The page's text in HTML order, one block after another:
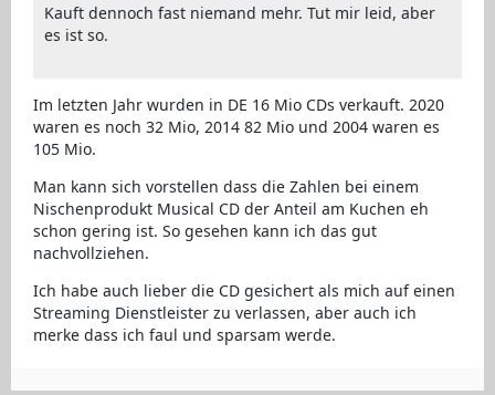
Kauft dennoch fast niemand mehr. Tut mir leid, aber
es ist so.
Im letzten Jahr wurden in DE 16 Mio CDs verkauft. 2020
waren es noch 32 Mio, 2014 82 Mio und 2004 waren es
105 Mio.
Man kann sich vorstellen dass die Zahlen bei einem
Nischenprodukt Musical CD der Anteil am Kuchen eh
schon gering ist. So gesehen kann ich das gut
nachvollziehen.
Ich habe auch lieber die CD gesichert als mich auf einen
Streaming Dienstleister zu verlassen, aber auch ich
merke dass ich faul und sparsam werde.